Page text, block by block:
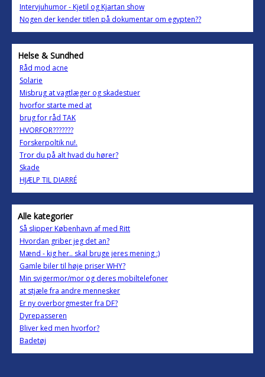
Intervjuhumor - Kjetil og Kjartan show
Nogen der kender titlen på dokumentar om egypten??
Helse & Sundhed
Råd mod acne
Solarie
Misbrug at vagtlæger og skadestuer
hvorfor starte med at
brug for råd TAK
HVORFOR???????
Forskerpoltik nu!.
Tror du på alt hvad du hører?
Skade
HJÆLP TIL DIARRÉ
Alle kategorier
Så slipper København af med Ritt
Hvordan griber jeg det an?
Mænd - kig her.. skal bruge jeres mening :)
Gamle biler til høje priser WHY?
Min svigermor/mor og deres mobiltelefoner
at stjæle fra andre mennesker
Er ny overborgmester fra DF?
Dyrepasseren
Bliver ked men hvorfor?
Badetøj